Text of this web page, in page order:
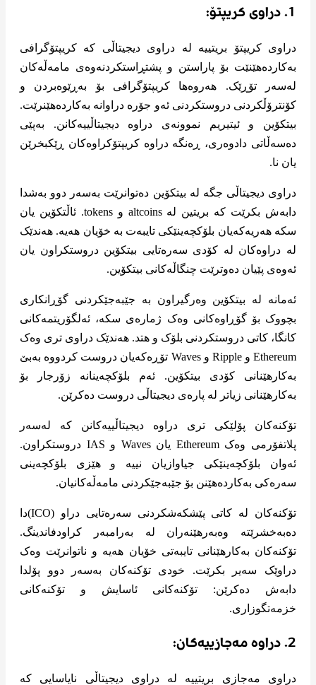
1. دراوی کریپتۆ:
دراوی کریپتۆ بریتییە لە دراوی دیجیتاڵی کە کریپتۆگرافی
بەکاردەهێنێت بۆ پاراستن و پشتڕاستکردنەوەی مامەڵەکان
لەسەر تۆڕێک. هەروەها کریپتۆگرافی بۆ بەڕێوەبردن و
کۆنترۆڵکردنی دروستکردنی ئەو جۆرە دراوانە بەکاردەهێنرێت.
بیتکۆین و ئیتیریم نموونەی دراوە دیجیتاڵییەکانن. بەپێی
دەسەڵاتی دادوەری، ڕەنگە دراوە کریپتۆکراوەکان ڕێکبخرێن
یان نا.
دراوی دیجیتاڵی جگە لە بیتکۆین دەتوانرێت بەسەر دوو بەشدا
دابەش بکرێت کە بریتین لە altcoins و tokens. ئاڵتکۆین یان
سکە هەریەکەیان بلۆکچەینێکی تایبەت بە خۆیان هەیە. هەندێک
لە دراوەکان لە کۆدی سەرەتایی بیتکۆین دروستکراون یان
ئەوەی پێیان دەوترێت چنگاڵەکانی بیتکۆین.
ئەمانە لە بیتکۆین وەرگیراون بە جێبەجێکردنی گۆڕانکاری
بچووک بۆ گۆڕاوەکانی وەک ژمارەی سکە، ئەلگۆریتمەکانی
کانگا، کاتی دروستکردنی بلۆک و هتد. هەندێک دراوی تری وەک
Ethereum و Ripple و Waves تۆڕەکەیان دروست کردووە بەبێ
بەکارهێنانی کۆدی بیتکۆین. ئەم بلۆکچەینانە زۆرجار بۆ
بەکارهێنانی زیاتر لە پارەی دیجیتاڵی دروست دەکرێن.
تۆکنەکان پۆلێکی تری دراوە دیجیتاڵییەکانن کە لەسەر
پلاتفۆرمی وەک Ethereum یان Waves و IAS دروستکراون.
ئەوان بلۆکچەینێکی جیاوازیان نییە و هێزی بلۆکچەینی
سەرەکی بەکاردەهێنن بۆ جێبەجێکردنی مامەڵەکانیان.
تۆکنەکان لە کاتی پێشکەشکردنی سەرەتایی دراو (ICO)دا
دەبەخشرێتە وەبەرهێنەران لە بەرامبەر کراودفاندینگ.
تۆکنەکان بەکارهێنانی تایبەتی خۆیان هەیە و ناتوانرێت وەک
دراوێک سەیر بکرێت. خودی تۆکنەکان بەسەر دوو پۆلدا
دابەش دەکرێن: تۆکنەکانی ئاسایش و تۆکنەکانی
خزمەتگوزاری.
2. دراوە مەجازییەکان:
دراوی مەجازی بریتییە لە دراوی دیجیتاڵی نایاسایی کە